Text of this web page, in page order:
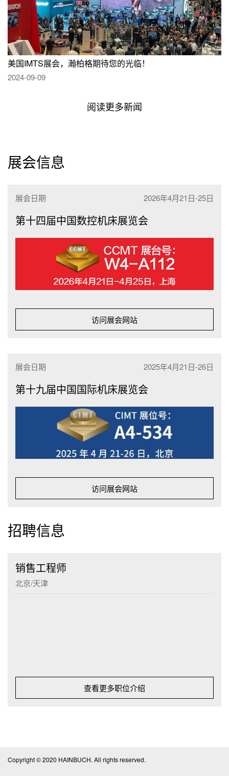
美国IMTS展会，瀚柏格期待您的光临！
2024-09-09
阅读更多新闻
展会信息
展会日期 2026年4月21日-25日
第十四届中国数控机床展览会
访问展会网站
展会日期 2025年4月21日-26日
第十九届中国国际机床展览会
访问展会网站
招聘信息
销售工程师
北京/天津
查看更多职位介绍
Copyright © 2020 HAINBUCH. All rights reserved.